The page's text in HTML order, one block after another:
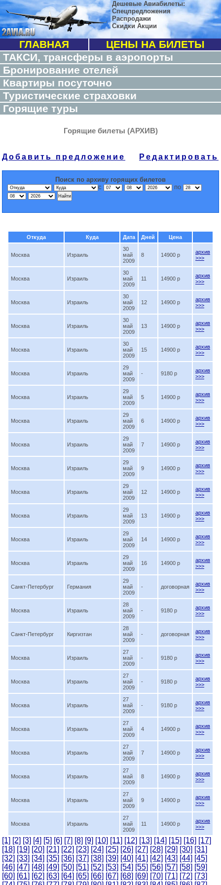
Дешевые Авиабилеты:
Спецпредложения
Распродажи
Скидки Акции
ГЛАВНАЯ
ЦЕНЫ НА БИЛЕТЫ
ТАКСИ, трансферы в аэропорты
Бронирование отелей
Квартиры посуточно
Туристические страховки
Горящие туры
Горящие билеты (АРХИВ)
Добавить предложение Редактировать
Поиск по архиву горящих билетов
с
по
Откуда Куда Дата Дней Цена
Москва Израиль
30
май
2009
8 14900 p
архив
>>>
Москва Израиль
30
май
2009
11 14900 p
архив
>>>
Москва Израиль
30
май
2009
12 14900 p
архив
>>>
Москва Израиль
30
май
2009
13 14900 p
архив
>>>
Москва Израиль
30
май
2009
15 14900 p
архив
>>>
Москва Израиль
29
май
2009
- 9180 p
архив
>>>
Москва Израиль
29
май
2009
5 14900 p
архив
>>>
Москва Израиль
29
май
2009
6 14900 p
архив
>>>
Москва Израиль
29
май
2009
7 14900 p
архив
>>>
Москва Израиль
29
май
2009
9 14900 p
архив
>>>
Москва Израиль
29
май
2009
12 14900 p
архив
>>>
Москва Израиль
29
май
2009
13 14900 p
архив
>>>
Москва Израиль
29
май
2009
14 14900 p
архив
>>>
Москва Израиль
29
май
2009
16 14900 p
архив
>>>
Санкт-Петербург Германия
29
май
2009
- договорная
архив
>>>
Москва Израиль
28
май
2009
- 9180 p
архив
>>>
Санкт-Петербург Киргизтан
28
май
2009
- договорная
архив
>>>
Москва Израиль
27
май
2009
- 9180 p
архив
>>>
Москва Израиль
27
май
2009
- 9180 p
архив
>>>
Москва Израиль
27
май
2009
- 9180 p
архив
>>>
Москва Израиль
27
май
2009
4 14900 p
архив
>>>
Москва Израиль
27
май
2009
7 14900 p
архив
>>>
Москва Израиль
27
май
2009
8 14900 p
архив
>>>
Москва Израиль
27
май
2009
9 14900 p
архив
>>>
Москва Израиль
27
май
2009
11 14900 p
архив
>>>
[1] [2] [3] [4] [5] [6] [7] [8] [9] [10] [11] [12] [13] [14] [15] [16] [17]
[18] [19] [20] [21] [22] [23] [24] [25] [26] [27] [28] [29] [30] [31]
[32] [33] [34] [35] [36] [37] [38] [39] [40] [41] [42] [43] [44] [45]
[46] [47] [48] [49] [50] [51] [52] [53] [54] [55] [56] [57] [58] [59]
[60] [61] [62] [63] [64] [65] [66] [67] [68] [69] [70] [71] [72] [73]